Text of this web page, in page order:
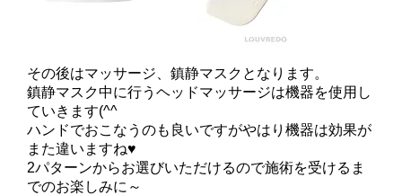
その後はマッサージ、鎮静マスクとなります。
鎮静マスク中に行うヘッドマッサージは機器を使用し
ていきます(^^ゞ
ハンドでおこなうのも良いですがやはり機器は効果が
また違いますね♥
2パターンからお選びいただけるので施術を受けるま
でのお楽しみに～